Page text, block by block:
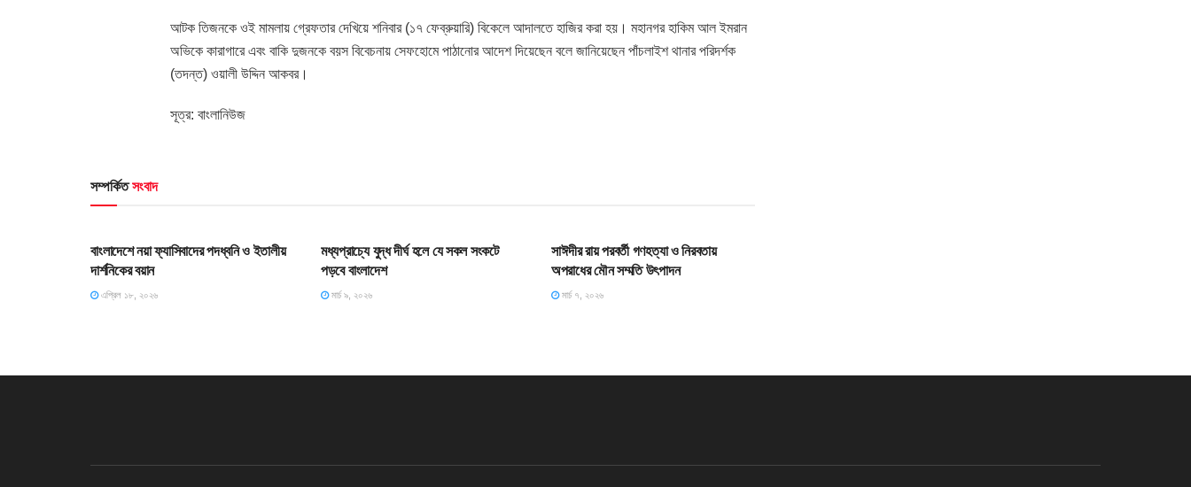
আটক তিজনকে ওই মামলায় গ্রেফতার দেখিয়ে শনিবার (১৭ ফেব্রুয়ারি) বিকেলে আদালতে ‍হাজির করা হয়। মহানগর হাকিম আল ইমরান
অভিকে কারাগারে এবং বাকি দুজনকে বয়স বিবেচনায় সেফহোমে পাঠানোর আদেশ দিয়েছেন বলে জানিয়েছেন পাঁচলাইশ থানার পরিদর্শক
(তদন্ত) ওয়ালী উদ্দিন আকবর।
সূত্র: বাংলানিউজ
সম্পর্কিতসংবাদ
বাংলাদেশে নয়া ফ্যাসিবাদের পদধ্বনি ও ইতালীয়
দার্শনিকের বয়ান
এপ্রিল ১৮, ২০২৬
মধ্যপ্রাচ্যে যুদ্ধ দীর্ঘ হলে যে সকল সংকটে
পড়বে বাংলাদেশ
মার্চ ৯, ২০২৬
সাঈদীর রায় পরবর্তী গণহত্যা ও নিরবতায়
অপরাধের মৌন সম্মতি উৎপাদন
মার্চ ৭, ২০২৬